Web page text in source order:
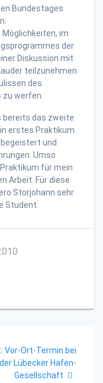
Bundestages
Möglichkeiten, im
der
Diskussion mit
teilzunehmen
des
werfen.
bereits das zweite
erstes Praktikum
und
Umso
für mein
Arbeit. Für diese
Storjohann sehr
Student.
Next
post:
Vor-Ort-Termin bei
der Lübecker Hafen-
Gesellschaft